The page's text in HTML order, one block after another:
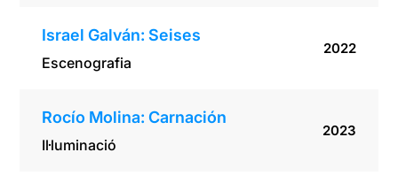
Israel Galván: Seises
Escenografia
2022
Rocío Molina: Carnación
Il·luminació
2023